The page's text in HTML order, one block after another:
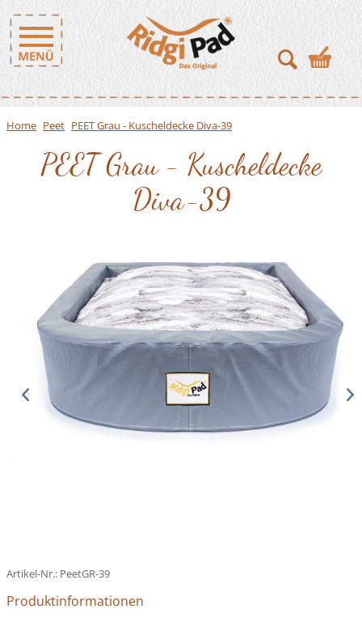
Home Peet PEET Grau - Kuscheldecke Diva-39
PEET Grau - Kuscheldecke
Diva-39
Artikel-Nr.: PeetGR-39
Produktinformationen